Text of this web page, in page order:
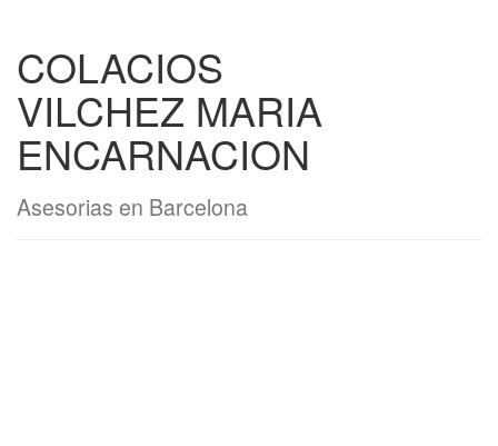
COLACIOS
VILCHEZ MARIA
ENCARNACION
Asesorias en Barcelona